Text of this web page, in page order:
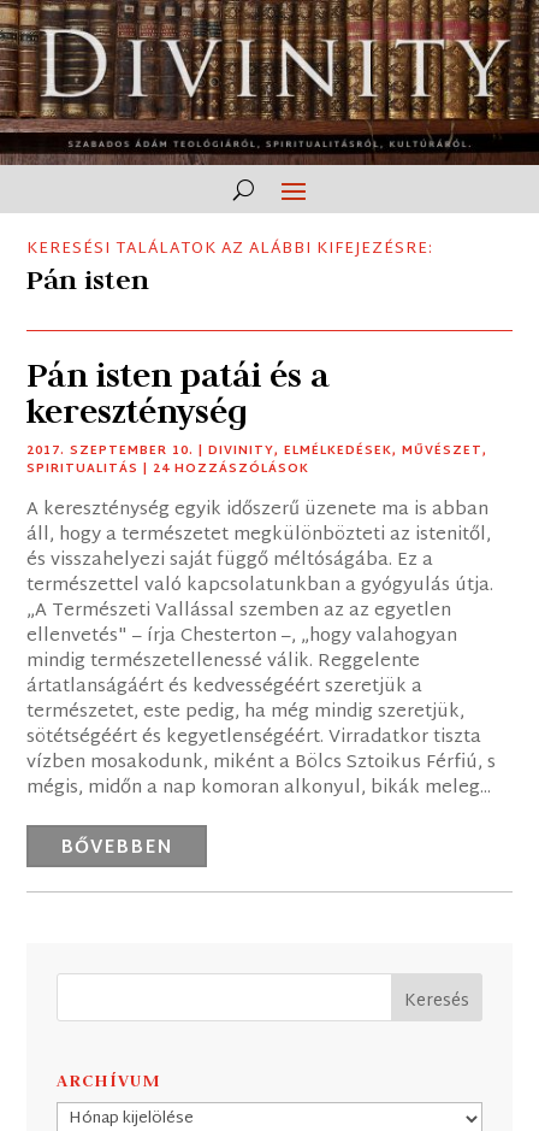
KERESÉSI TALÁLATOK AZ ALÁBBI KIFEJEZÉSRE:
Pán isten
Pán isten patái és a
kereszténység
2017. SZEPTEMBER 10. |DIVINITY,ELMÉLKEDÉSEK,MŰVÉSZET,
SPIRITUALITÁS | 24 HOZZÁSZÓLÁSOK
A kereszténység egyik időszerű üzenete ma is abban
áll, hogy a természetet megkülönbözteti az istenitől,
és visszahelyezi saját függő méltóságába. Ez a
természettel való kapcsolatunkban a gyógyulás útja.
„A Természeti Vallással szemben az az egyetlen
ellenvetés" – írja Chesterton –, „hogy valahogyan
mindig természetellenessé válik. Reggelente
ártatlanságáért és kedvességéért szeretjük a
természetet, este pedig, ha még mindig szeretjük,
sötétségéért és kegyetlenségéért. Virradatkor tiszta
vízben mosakodunk, miként a Bölcs Sztoikus Férfiú, s
mégis, midőn a nap komoran alkonyul, bikák meleg...
BŐVEBBEN
ARCHÍVUM
Archívum